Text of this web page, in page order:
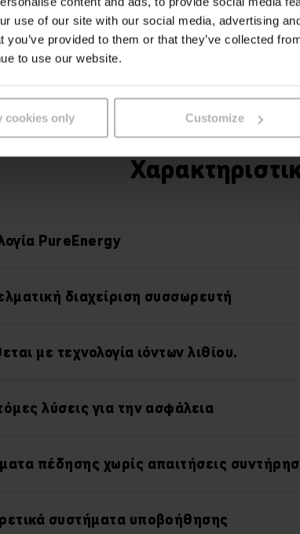
use of our site with our social media, advertising
you’ve provided to them or that they’ve collected
to use our website.
cookies only Customize
a free fleet management starter
expanded with various
PureEnergy
διαχείριση συσσωρευτή
με τεχνολογία ιόντων λιθίου.
λύσεις για την ασφάλεια
πέδησης χωρίς απαιτήσεις
συστήματα υποβοήθησης